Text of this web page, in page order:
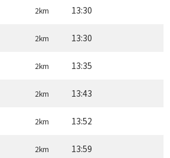
2km 13:30
2km 13:30
2km 13:35
2km 13:43
2km 13:52
2km 13:59